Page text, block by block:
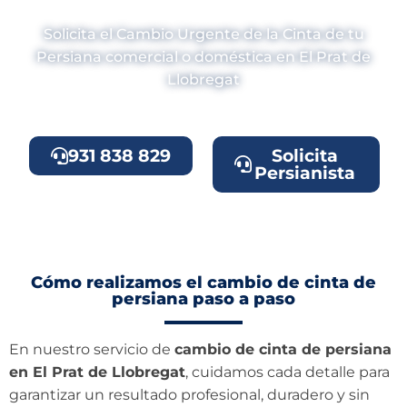
Solicita el Cambio Urgente de la Cinta de tu
Persiana comercial o doméstica en El Prat de
Llobregat
931 838 829
Solicita
Persianista
Cómo realizamos el cambio de cinta de
persiana paso a paso
En nuestro servicio de cambio de cinta de persiana
en El Prat de Llobregat, cuidamos cada detalle para
garantizar un resultado profesional, duradero y sin